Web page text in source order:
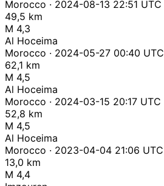
Morocco · 2024-08-13 22:51 UTC
49,5 km
M 4,3
Al Hoceima
Morocco · 2024-05-27 00:40 UTC
62,1 km
M 4,5
Al Hoceima
Morocco · 2024-03-15 20:17 UTC
52,8 km
M 4,5
Al Hoceima
Morocco · 2023-04-04 21:06 UTC
13,0 km
M 4,4